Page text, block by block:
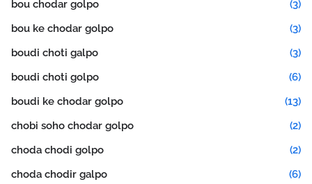
bou chodar golpo
(3)
bou ke chodar golpo
(3)
boudi choti galpo
(3)
boudi choti golpo
(6)
boudi ke chodar golpo
(13)
chobi soho chodar golpo
(2)
choda chodi golpo
(2)
choda chodir galpo
(6)